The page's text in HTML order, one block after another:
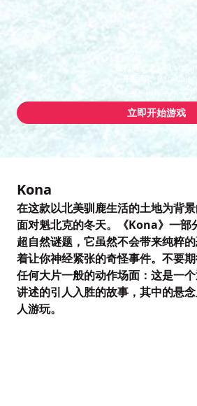
开发商：
Parabole
将手机用作手柄
立即开始游戏
Kona
在这款以北美驯鹿生活的土地为背
面对魁北克的冬天。《Kona》一部
超自然谜题，它虽然不会带来纯粹
着让你神经紧张的奇怪事件。不要
任何大片一般的动作场面：这是一
讲述的引人入胜的故事，其中的悬
人游玩。